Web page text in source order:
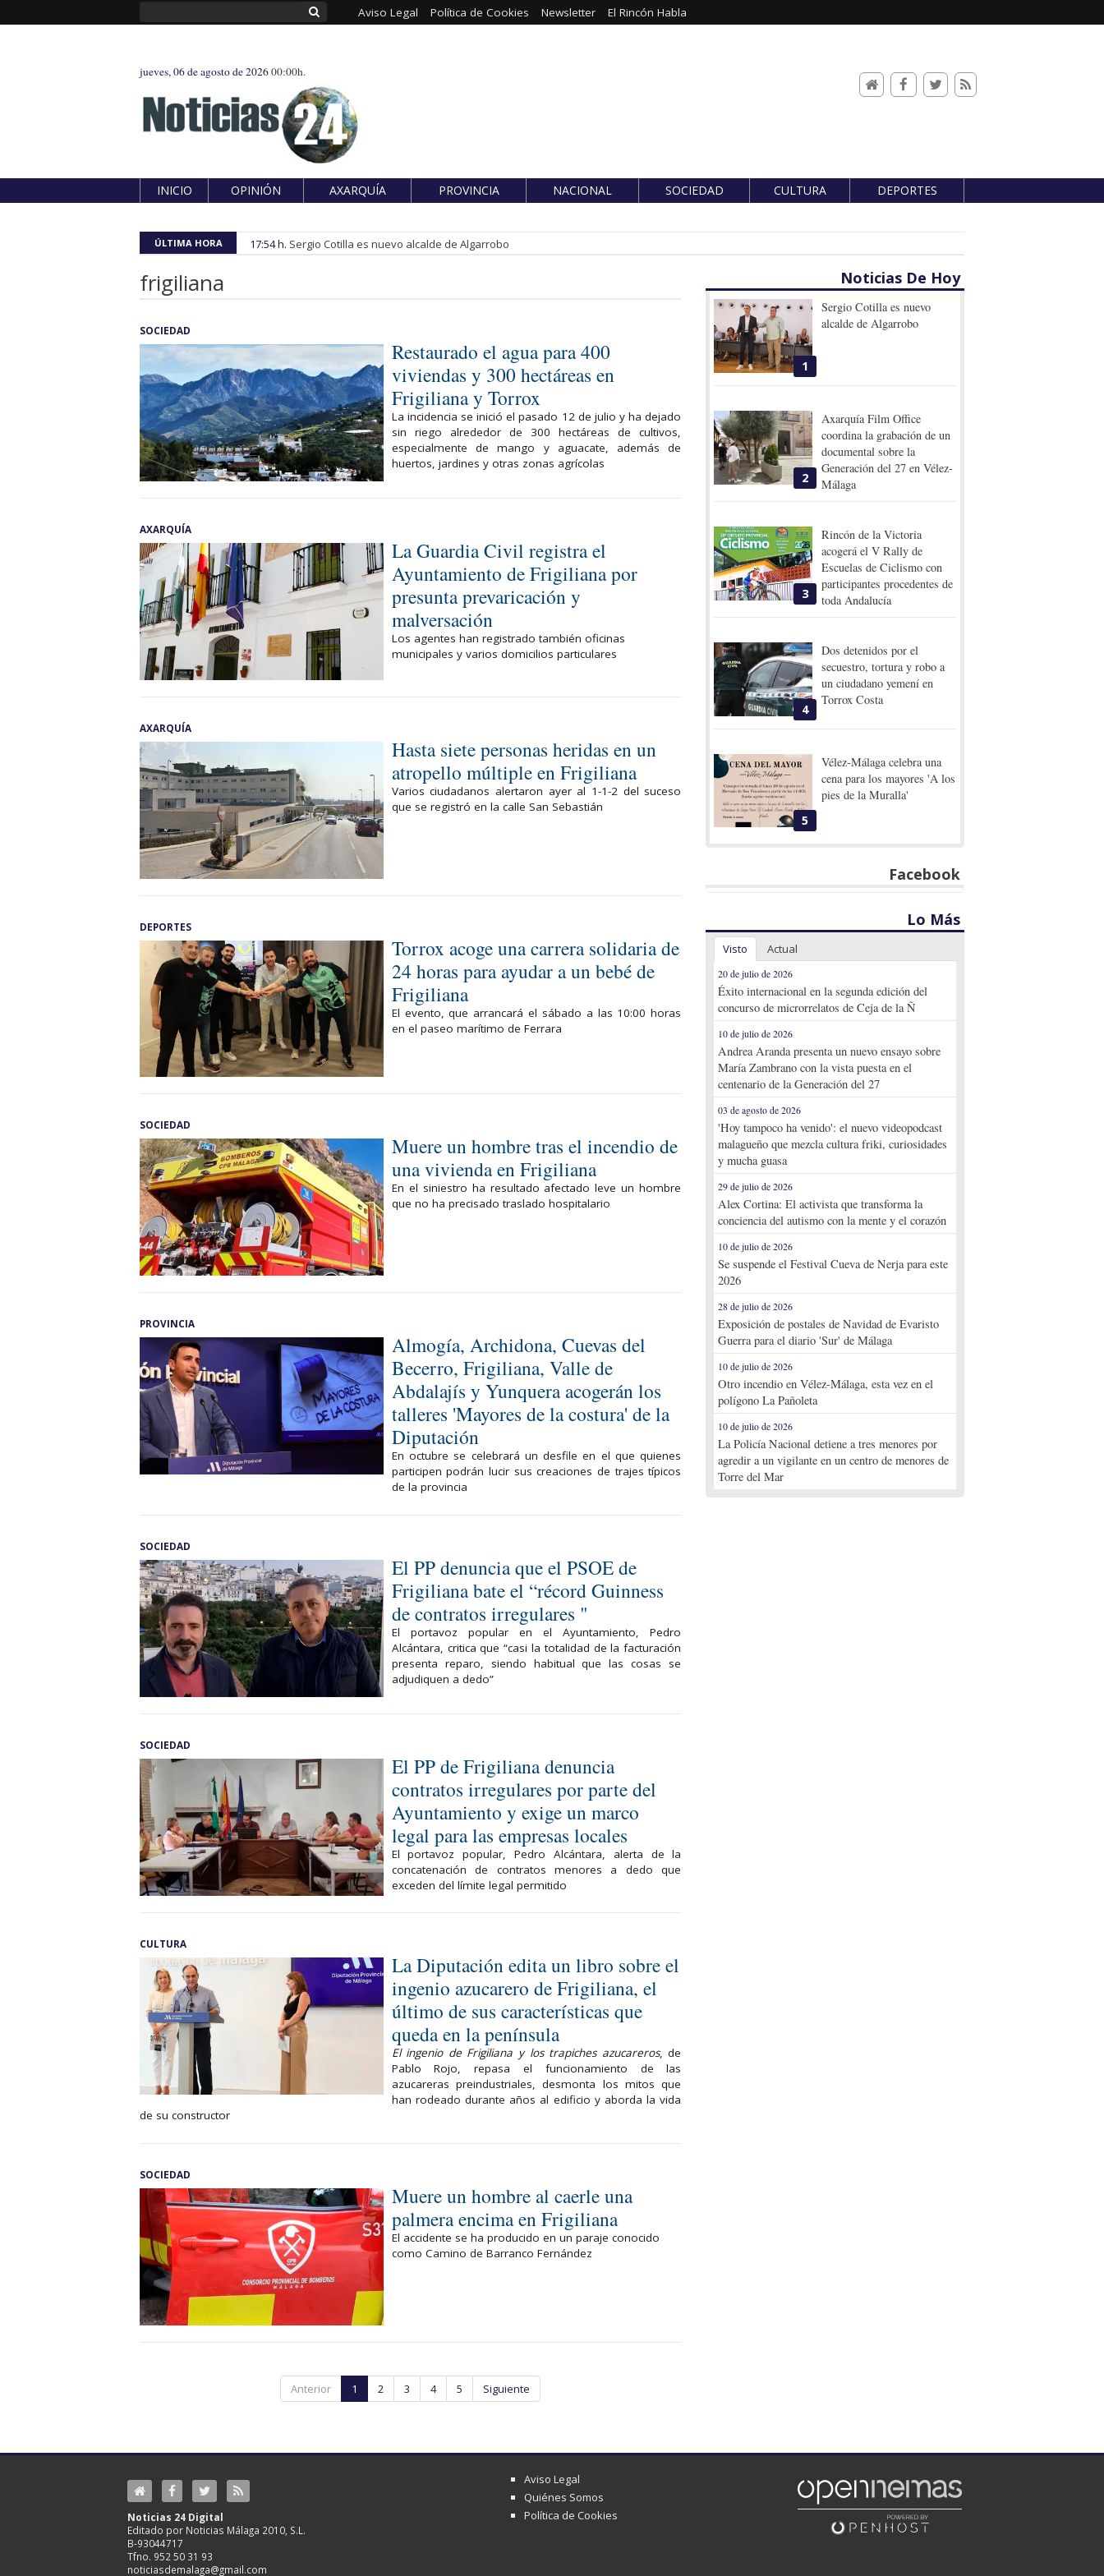
Aviso Legal Política de Cookies Newsletter El Rincón Habla
jueves, 06 de agosto de 202600:00h.
INICIO OPINIÓN AXARQUÍA PROVINCIA NACIONAL SOCIEDAD CULTURA DEPORTES
ÚLTIMA HORA 17:54 h. Sergio Cotilla es nuevo alcalde de Algarrobo
frigiliana
SOCIEDAD
Restaurado el agua para 400
viviendas y 300 hectáreas en
Frigiliana y Torrox
La incidencia se inició el pasado 12 de julio y ha dejado
sin riego alrededor de 300 hectáreas de cultivos,
especialmente de mango y aguacate, además de
huertos, jardines y otras zonas agrícolas
AXARQUÍA
La Guardia Civil registra el
Ayuntamiento de Frigiliana por
presunta prevaricación y
malversación
Los agentes han registrado también oficinas
municipales y varios domicilios particulares
AXARQUÍA
Hasta siete personas heridas en un
atropello múltiple en Frigiliana
Varios ciudadanos alertaron ayer al 1-1-2 del suceso
que se registró en la calle San Sebastián
DEPORTES
Torrox acoge una carrera solidaria de
24 horas para ayudar a un bebé de
Frigiliana
El evento, que arrancará el sábado a las 10:00 horas
en el paseo marítimo de Ferrara
SOCIEDAD
Muere un hombre tras el incendio de
una vivienda en Frigiliana
En el siniestro ha resultado afectado leve un hombre
que no ha precisado traslado hospitalario
PROVINCIA
Almogía, Archidona, Cuevas del
Becerro, Frigiliana, Valle de
Abdalajís y Yunquera acogerán los
talleres 'Mayores de la costura' de la
Diputación
En octubre se celebrará un desfile en el que quienes
participen podrán lucir sus creaciones de trajes típicos
de la provincia
SOCIEDAD
El PP denuncia que el PSOE de
Frigiliana bate el “récord Guinness
de contratos irregulares "
El portavoz popular en el Ayuntamiento, Pedro
Alcántara, critica que “casi la totalidad de la facturación
presenta reparo, siendo habitual que las cosas se
adjudiquen a dedo”
SOCIEDAD
El PP de Frigiliana denuncia
contratos irregulares por parte del
Ayuntamiento y exige un marco
legal para las empresas locales
El portavoz popular, Pedro Alcántara, alerta de la
concatenación de contratos menores a dedo que
exceden del límite legal permitido
CULTURA
La Diputación edita un libro sobre el
ingenio azucarero de Frigiliana, el
último de sus características que
queda en la península
El ingenio de Frigiliana y los trapiches azucareros, de
Pablo Rojo, repasa el funcionamiento de las
azucareras preindustriales, desmonta los mitos que
han rodeado durante años al edificio y aborda la vida
de su constructor
SOCIEDAD
Muere un hombre al caerle una
palmera encima en Frigiliana
El accidente se ha producido en un paraje conocido
como Camino de Barranco Fernández
Anterior 1 2 3 4 5 Siguiente
Noticias De Hoy
1
Sergio Cotilla es nuevo
alcalde de Algarrobo
2
Axarquía Film Office
coordina la grabación de un
documental sobre la
Generación del 27 en Vélez-
Málaga
3
Rincón de la Victoria
acogerá el V Rally de
Escuelas de Ciclismo con
participantes procedentes de
toda Andalucía
4
Dos detenidos por el
secuestro, tortura y robo a
un ciudadano yemení en
Torrox Costa
5
Vélez-Málaga celebra una
cena para los mayores 'A los
pies de la Muralla'
Facebook
Lo Más
Visto Actual
20 de julio de 2026
Éxito internacional en la segunda edición del
concurso de microrrelatos de Ceja de la Ñ
10 de julio de 2026
Andrea Aranda presenta un nuevo ensayo sobre
María Zambrano con la vista puesta en el
centenario de la Generación del 27
03 de agosto de 2026
'Hoy tampoco ha venido': el nuevo videopodcast
malagueño que mezcla cultura friki, curiosidades
y mucha guasa
29 de julio de 2026
Alex Cortina: El activista que transforma la
conciencia del autismo con la mente y el corazón
10 de julio de 2026
Se suspende el Festival Cueva de Nerja para este
2026
28 de julio de 2026
Exposición de postales de Navidad de Evaristo
Guerra para el diario 'Sur' de Málaga
10 de julio de 2026
Otro incendio en Vélez-Málaga, esta vez en el
polígono La Pañoleta
10 de julio de 2026
La Policía Nacional detiene a tres menores por
agredir a un vigilante en un centro de menores de
Torre del Mar
Noticias 24 Digital
Editado por Noticias Málaga 2010, S.L.
B-93044717
Tfno. 952 50 31 93
noticiasdemalaga@gmail.com
Aviso Legal
Quiénes Somos
Política de Cookies